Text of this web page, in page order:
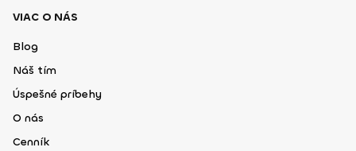
VIAC O NÁS
Blog
Náš tím
Úspešné príbehy
O nás
Cenník